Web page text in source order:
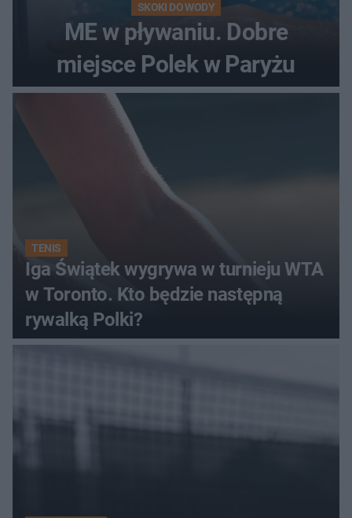
SKOKI DO WODY
ME w pływaniu. Dobre
miejsce Polek w Paryżu
TENIS
Iga Świątek wygrywa w turnieju WTA
w Toronto. Kto będzie następną
rywalką Polki?